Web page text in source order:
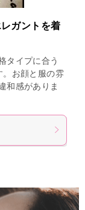
ガントを着
タイプに合う
。お顔と服の雰
和感がありま